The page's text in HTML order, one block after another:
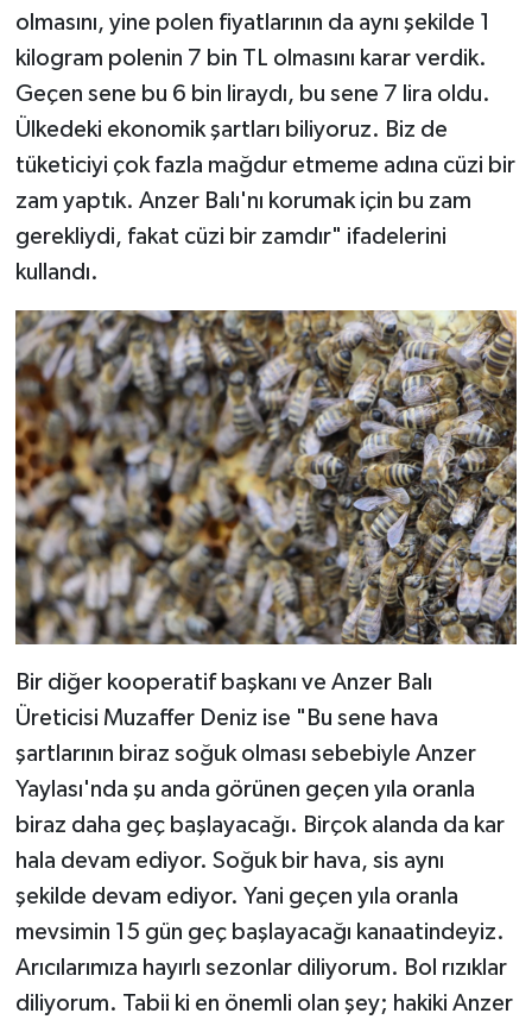
olmasını, yine polen fiyatlarının da aynı şekilde 1
kilogram polenin 7 bin TL olmasını karar verdik.
Geçen sene bu 6 bin liraydı, bu sene 7 lira oldu.
Ülkedeki ekonomik şartları biliyoruz. Biz de
tüketiciyi çok fazla mağdur etmeme adına cüzi bir
zam yaptık. Anzer Balı'nı korumak için bu zam
gerekliydi, fakat cüzi bir zamdır" ifadelerini
kullandı.
Bir diğer kooperatif başkanı ve Anzer Balı
Üreticisi Muzaffer Deniz ise "Bu sene hava
şartlarının biraz soğuk olması sebebiyle Anzer
Yaylası'nda şu anda görünen geçen yıla oranla
biraz daha geç başlayacağı. Birçok alanda da kar
hala devam ediyor. Soğuk bir hava, sis aynı
şekilde devam ediyor. Yani geçen yıla oranla
mevsimin 15 gün geç başlayacağı kanaatindeyiz.
Arıcılarımıza hayırlı sezonlar diliyorum. Bol rızıklar
diliyorum. Tabii ki en önemli olan şey; hakiki Anzer